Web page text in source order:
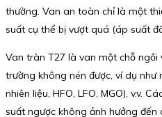
thường. Van an toàn chỉ là một
suất cụ thể bị vượt quá (áp suất
Van tràn T27 là van một chỗ
trường không nén được, ví dụ như
nhiên liệu, HFO, LFO, MGO), v.v.
suất ngược không ảnh hưởng